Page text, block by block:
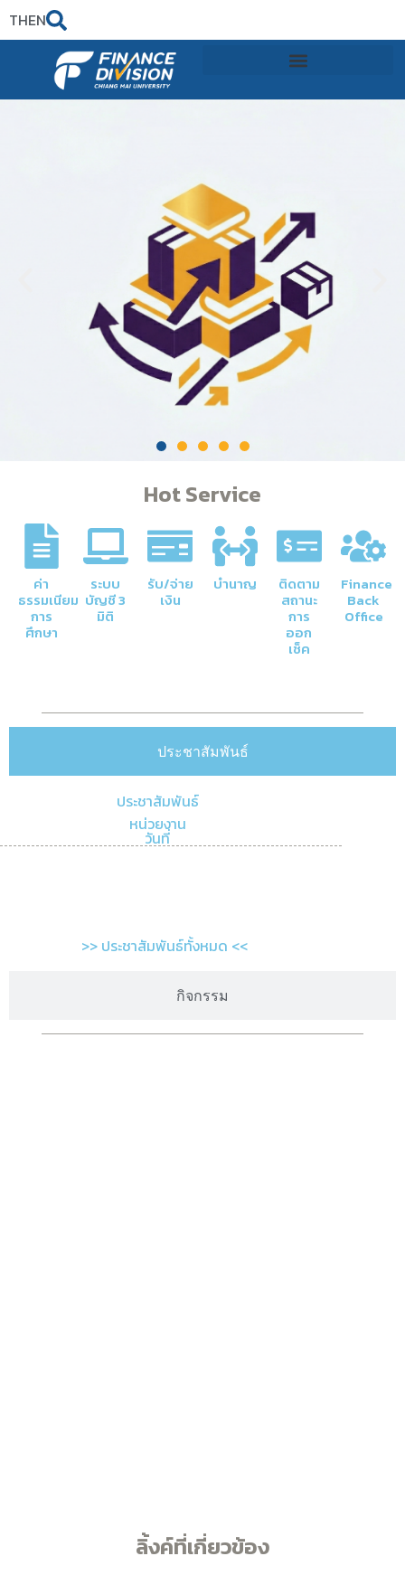
THEN
Hot Service
ค่า
ธรรมเนียม
การ
ศึกษา
ระบบ
บัญชี 3
มิติ
รับ/จ่าย
เงิน
บำนาญ ติดตาม
สถานะ
การ
ออก
เช็ค
Finance
Back
Office
ประชาสัมพันธ์
กิจกรรม
ประชาสัมพันธ์
หน่วยงาน
วันที่
>> ประชาสัมพันธ์ทั้งหมด <<
ลิ้งค์ที่เกี่ยวข้อง